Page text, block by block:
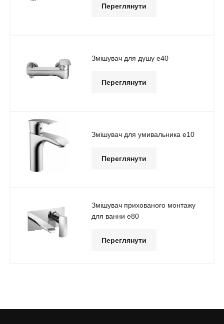
Переглянути
Змішувач для душу e40
Переглянути
Змішувач для умивальника e10
Переглянути
Змішувач прихованого монтажу
для ванни e80
Переглянути